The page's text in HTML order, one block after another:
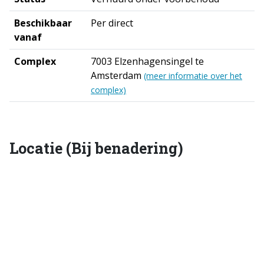
Beschikbaar
vanaf
Per direct
Complex
7003 Elzenhagensingel te
Amsterdam (meer informatie over het
complex)
Locatie (Bij benadering)